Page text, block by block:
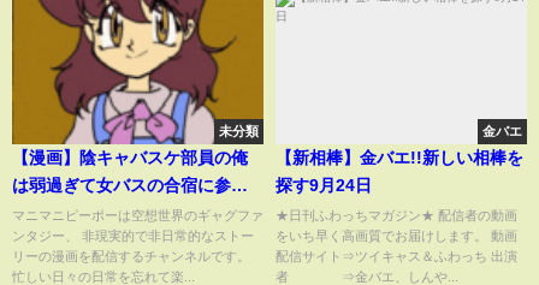
未分類
【漫画】陰キャバスケ部員の俺
は弱過ぎて女バスの合宿に参加
させられ、特別メニューで練習
したらダウンした…俺のブリー
フの隙間から血が溢れだし女バ
マニマニピーポーは空想世界のギャグファ
ンタジー、 非現実的で非日常的なストー
リーの漫画を配信するチャンネルです。
忙しい日々の日常を忘れて楽...
金バエ
【新相棒】金バエ!!新しい相棒を
探す9月24日
★日刊ふわっちマガジン★ 配信者の動画
をいち早く高画質でお届けします。 動画
配信サイト⇒ツイキャス＆ふわっち 出演
者 ⇒金バエ、しんや...